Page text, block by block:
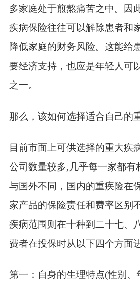
多家庭处于煎熬痛苦之中。因
疾病保险往往可以解除患者和
降低家庭的财务风险。这能给
要经济支持，也应是年轻人可
之一。
那么，该如何选择适合自己的
目前市面上可供选择的重大疾
公司数量较多,几乎每一家都有
与国外不同，国内的重疾险在
家产品的保险责任和费率区别
疾病范围则在十种到二十七、
费者在投保时从以下四个方面
第一：自身的生理特点(性别、